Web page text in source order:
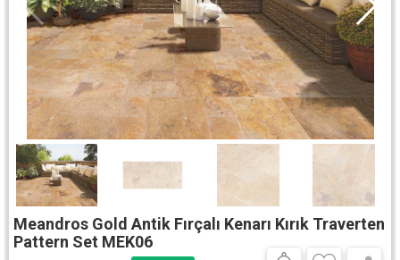
Meandros Gold Antik Fırçalı Kenarı Kırık Traverten
Pattern Set MEK06